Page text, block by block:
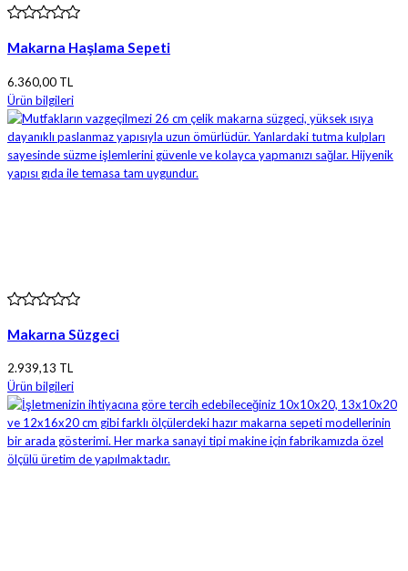
Makarna Haşlama Sepeti
6.360,00 TL
Ürün bilgileri
Makarna Süzgeci
2.939,13 TL
Ürün bilgileri